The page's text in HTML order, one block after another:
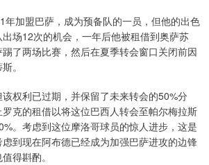
年加盟巴萨，成为预备队的一员，但他的出色
场12次的机会，一年后他被租借到奥萨苏
了两场比赛，然后在夏季转会窗口关闭前因
。
权利已过期，并保留了未来转会的50%分
克的租借以将这位巴西人转会至帕尔梅拉斯
。考虑到这位摩洛哥球员的惊人进步，这是
到现在阿布德已经成为加强巴萨进攻的边锋
得斟酌。